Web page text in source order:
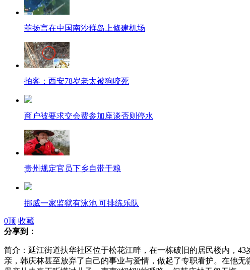
菲扬言在中国南沙群岛上修建机场
拍客：西安78岁老太被狗咬死
商户被要求交会费参加座谈否则停水
贵州规定官员下乡自带干粮
挪威一家监狱有泳池 可排练乐队
英国美女模特主管转行保护白狮
0顶 收藏
分享到：
简介：延江街道扶华社区位于松花江畔，在一栋破旧的居民楼内，
亲，韩庆林甚至放弃了自己的事业与爱情，做起了专职看护。在他